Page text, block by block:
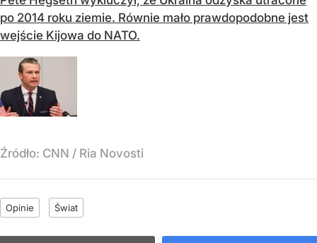
po 2014 roku ziemie. Równie mało prawdopodobne jest
wejście Kijowa do NATO.
Źródło: CNN / Ria Novosti
Opinie Świat